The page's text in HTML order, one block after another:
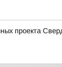
проекта